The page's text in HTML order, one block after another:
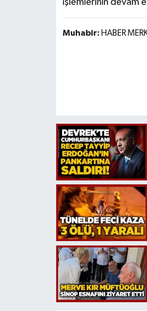
işlemlerinin devam
Muhabir: HABER